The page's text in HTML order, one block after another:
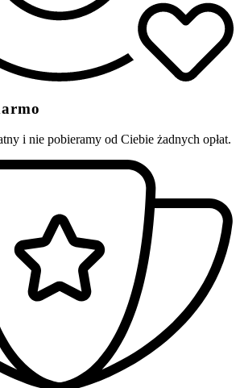
i nie pobieramy od Ciebie żadnych opłat.